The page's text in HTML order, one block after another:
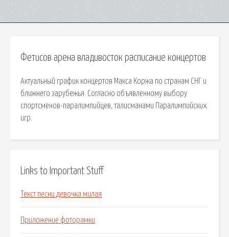
Фетисов арена владивосток расписание концертов
Актуальный график концертов Макса Коржа по странам СНГ и
ближнего зарубежья. Согласно объявленному выбору
спортсменов-паралимпийцев, талисманами Паралимпийских
игр.
Links to Important Stuff
Текст песни девочка милая
Приложение фоторамки